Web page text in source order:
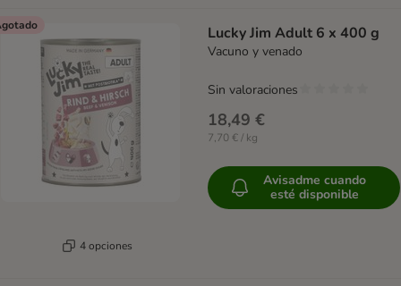
4 opciones
Lucky Jim Adult 6 x 400 g
Vacuno y venado
18,49 €
7,70 € / kg
Sin valoraciones
Avisadme cuando
esté disponible